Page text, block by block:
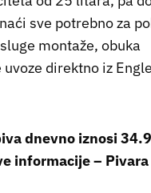
sve potrebno za
montaže, obuka
direktno iz
dnevno iznosi
informacije –